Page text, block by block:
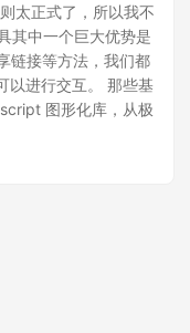
太正式了，所以我不
其中一个巨大优势是
链接等方法，我们都
以进行交互。 那些基
图形化库，从极